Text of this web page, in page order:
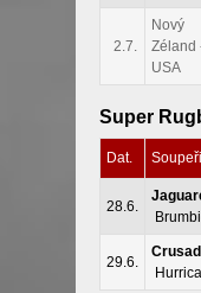
2.7.
Nový
Zéland
USA
Super
Dat. Soupeři
28.6.
29.6.